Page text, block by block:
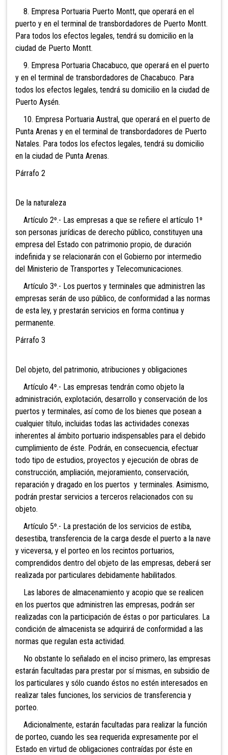
8. Empresa Portuaria Puerto Montt, que operará en el
puerto y en el terminal de transbordadores de Puerto Montt.
Para todos los efectos legales, tendrá su domicilio en la
ciudad de Puerto Montt.
9. Empresa Portuaria Chacabuco, que operará en el puerto
y en el terminal de transbordadores de Chacabuco. Para
todos los efectos legales, tendrá su domicilio en la ciudad de
Puerto Aysén.
10. Empresa Portuaria Austral, que operará en el puerto de
Punta Arenas y en el terminal de transbordadores de Puerto
Natales. Para todos los efectos legales, tendrá su domicilio
en la ciudad de Punta Arenas.
Párrafo 2
De la naturaleza
Artículo 2º.- Las empresas a que se refiere el artículo 1º
son personas jurídicas de derecho público, constituyen una
empresa del Estado con patrimonio propio, de duración
indefinida y se relacionarán con el Gobierno por intermedio
del Ministerio de Transportes y Telecomunicaciones.
Artículo 3º.- Los puertos y terminales que administren las
empresas serán de uso público, de conformidad a las normas
de esta ley, y prestarán servicios en forma continua y
permanente.
Párrafo 3
Del objeto, del patrimonio, atribuciones y obligaciones
Artículo 4º.- Las empresas tendrán como objeto la
administración, explotación, desarrollo y conservación de los
puertos y terminales, así como de los bienes que posean a
cualquier título, incluidas todas las actividades conexas
inherentes al ámbito portuario indispensables para el debido
cumplimiento de éste. Podrán, en consecuencia, efectuar
todo tipo de estudios, proyectos y ejecución de obras de
construcción, ampliación, mejoramiento, conservación,
reparación y dragado en los puertos y terminales. Asimismo,
podrán prestar servicios a terceros relacionados con su
objeto.
Artículo 5º.- La prestación de los servicios de estiba,
desestiba, transferencia de la carga desde el puerto a la nave
y viceversa, y el porteo en los recintos portuarios,
comprendidos dentro del objeto de las empresas, deberá ser
realizada por particulares debidamente habilitados.
Las labores de almacenamiento y acopio que se realicen
en los puertos que administren las empresas, podrán ser
realizadas con la participación de éstas o por particulares. La
condición de almacenista se adquirirá de conformidad a las
normas que regulan esta actividad.
No obstante lo señalado en el inciso primero, las empresas
estarán facultadas para prestar por sí mismas, en subsidio de
los particulares y sólo cuando éstos no estén interesados en
realizar tales funciones, los servicios de transferencia y
porteo.
Adicionalmente, estarán facultadas para realizar la función
de porteo, cuando les sea requerida expresamente por el
Estado en virtud de obligaciones contraídas por éste en